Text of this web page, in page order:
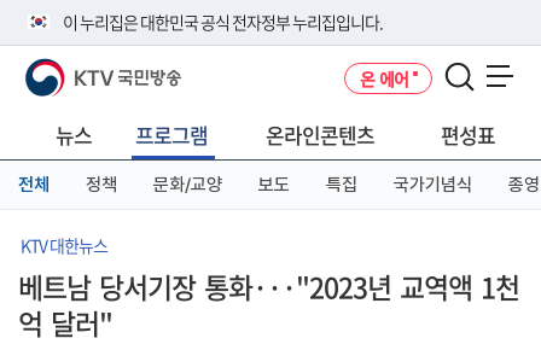
이 누리집은 대한민국 공식 전자정부 누리집입니다.
공식 누리집 주소 확인하기
니다.
이밖에 or.kr 또는 .kr등 다른 도메인 주소를 사용하고 있다면 아래 URL에
서 도메인 주소를 확인해 보세요
KTV 국민방송 온 에어
뉴스 프로그램 온라인콘텐츠 편성표
전체 정책 문화/교양 보도 특집 국가기념식 종영
KTV 대한뉴스
베트남 당서기장 통화···"2023년 교역액 1천
억 달러"